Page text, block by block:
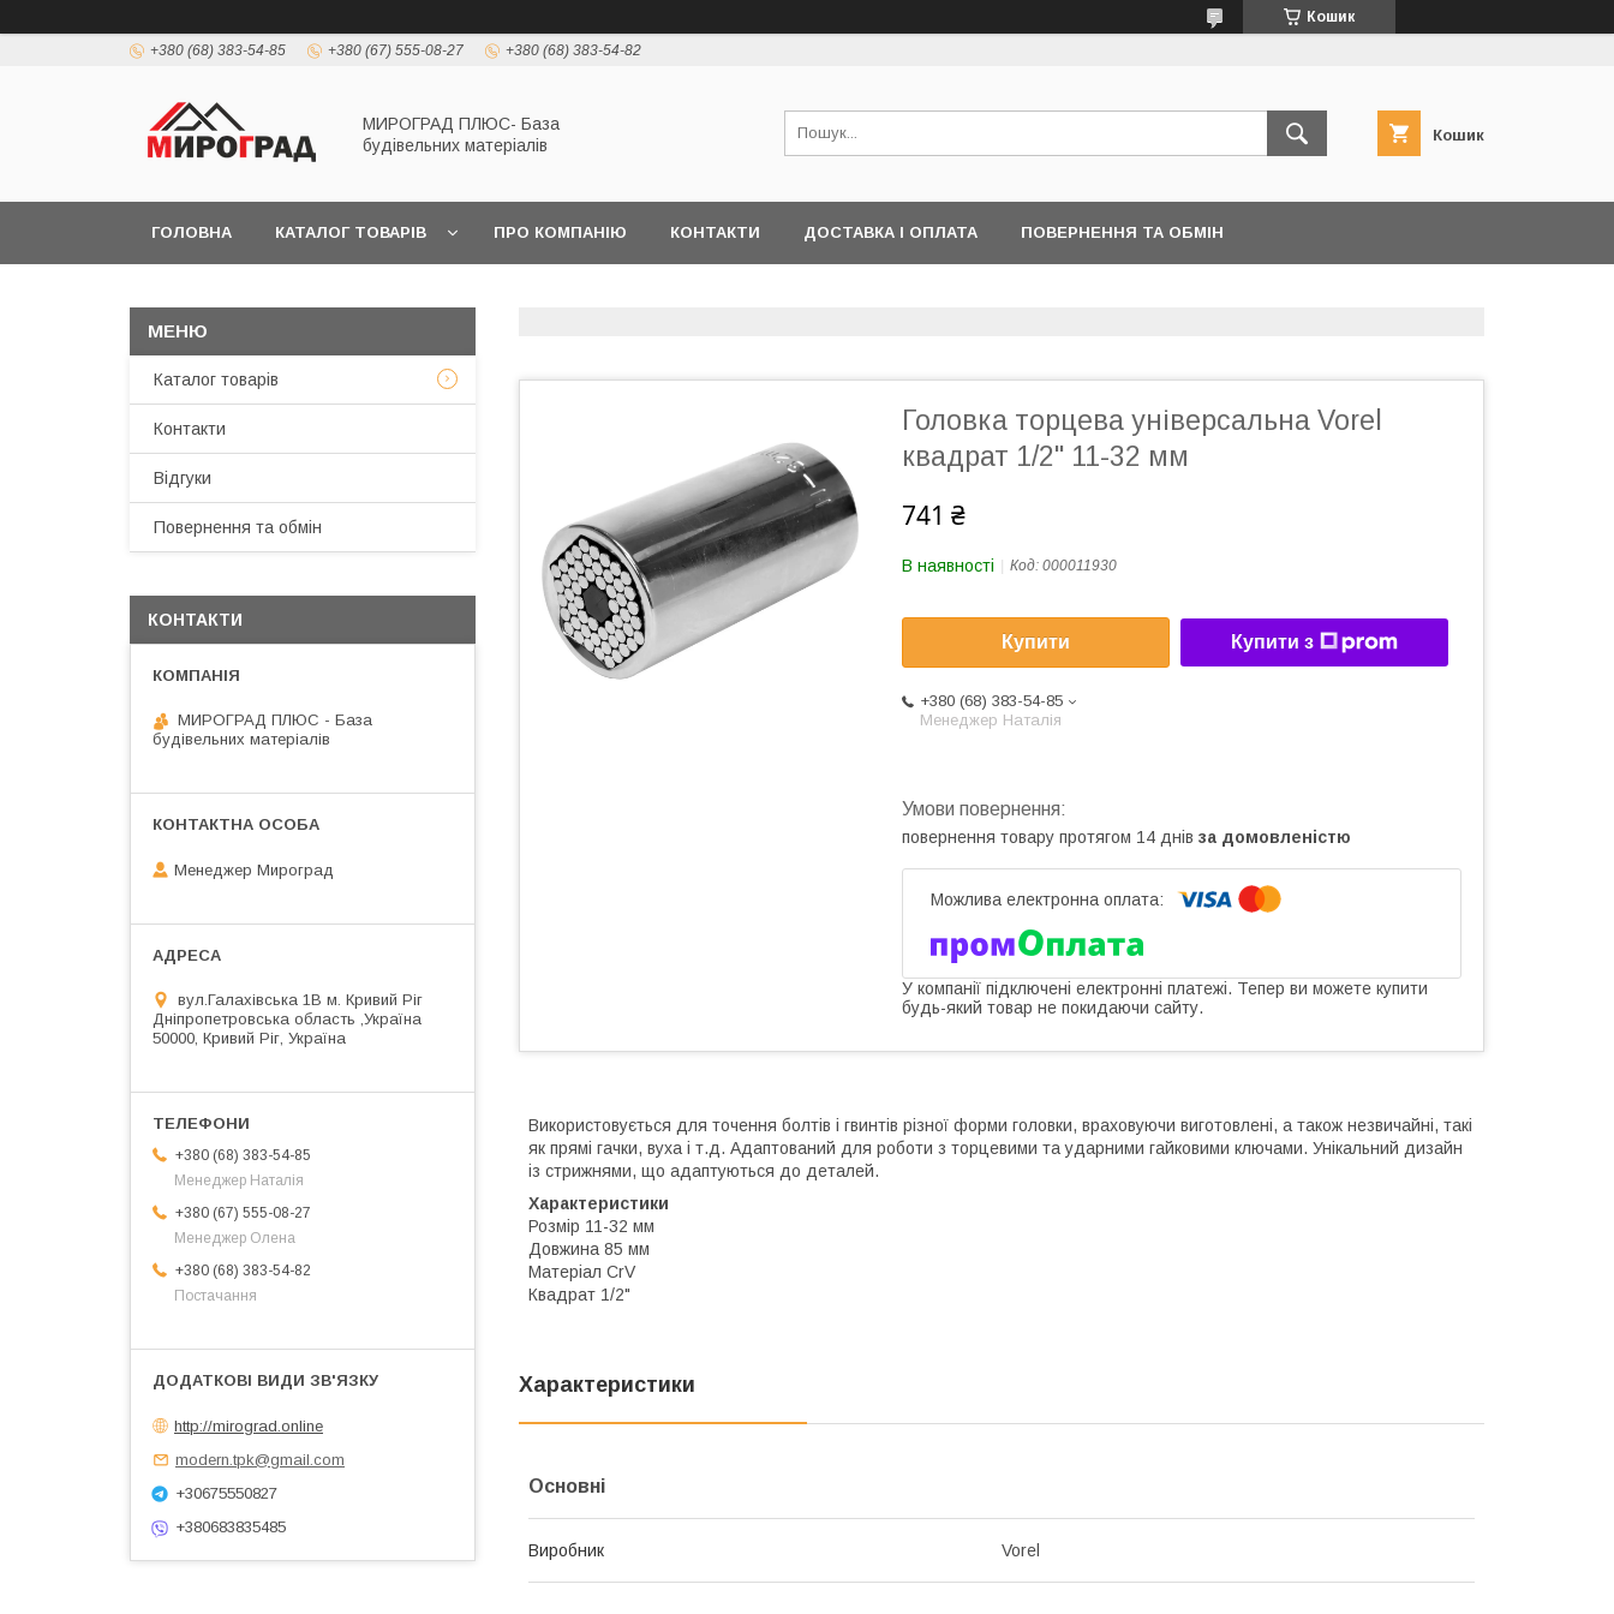
Кошик
+380 (68) 383-54-85 +380 (67) 555-08-27 +380 (68) 383-54-82
МИРОГРАД ПЛЮС- База
будівельних матеріалів
Кошик
ГОЛОВНА КАТАЛОГ ТОВАРІВ ПРО КОМПАНІЮ КОНТАКТИ ДОСТАВКА І ОПЛАТА ПОВЕРНЕННЯ ТА ОБМІН
Головка торцева універсальна Vorel
квадрат 1/2" 11-32 мм
741 ₴
В наявності Код: 000011930
Купити Купити з
+380 (68) 383-54-85
Менеджер Наталія
повернення товару протягом 14 днів за домовленістю
У компанії підключені електронні платежі. Тепер ви можете купити
будь-який товар не покидаючи сайту.
Використовується для точення болтів і гвинтів різної форми головки, враховуючи виготовлені, а також незвичайні, такі
як прямі гачки, вуха і т.д. Адаптований для роботи з торцевими та ударними гайковими ключами. Унікальний дизайн
із стрижнями, що адаптуються до деталей.
Характеристики
Розмір 11-32 мм
Довжина 85 мм
Матеріал CrV
Квадрат 1/2"
Характеристики
Основні
Виробник Vorel
Каталог товарів
Контакти
Відгуки
Повернення та обмін
КОНТАКТИ
МИРОГРАД ПЛЮС - База
будівельних матеріалів
Менеджер Мироград
вул.Галахівська 1В м. Кривий Ріг
Дніпропетровська область ,Україна
50000, Кривий Ріг, Україна
+380 (68) 383-54-85
Менеджер Наталія
+380 (67) 555-08-27
Менеджер Олена
+380 (68) 383-54-82
Постачання
http://mirograd.online
modern.tpk@gmail.com
+30675550827
+380683835485